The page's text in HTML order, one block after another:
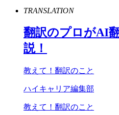
TRANSLATION
翻訳のプロがAI
説！
教えて！翻訳のこと
ハイキャリア編集部
教えて！翻訳のこと